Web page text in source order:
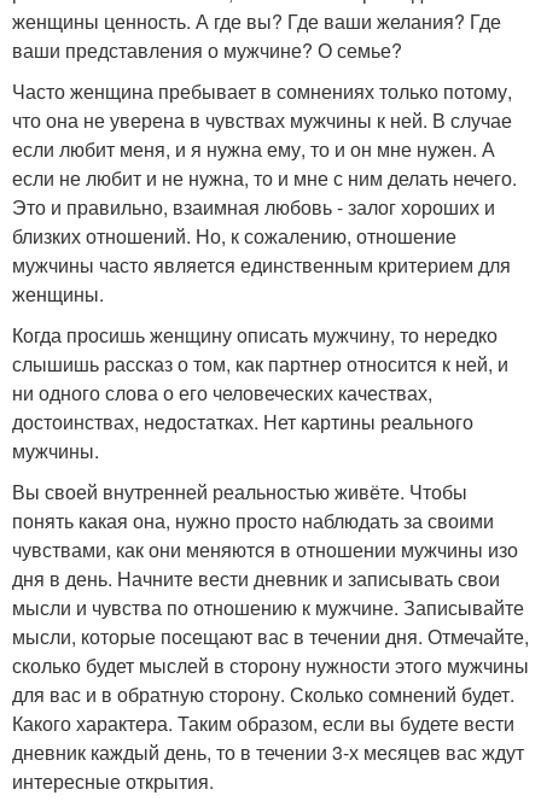
женщины ценность. А где вы? Где ваши желания? Где
ваши представления о мужчине? О семье?
Часто женщина пребывает в сомнениях только потому,
что она не уверена в чувствах мужчины к ней. В случае
если любит меня, и я нужна ему, то и он мне нужен. А
если не любит и не нужна, то и мне с ним делать нечего.
Это и правильно, взаимная любовь - залог хороших и
близких отношений. Но, к сожалению, отношение
мужчины часто является единственным критерием для
женщины.
Когда просишь женщину описать мужчину, то нередко
слышишь рассказ о том, как партнер относится к ней, и
ни одного слова о его человеческих качествах,
достоинствах, недостатках. Нет картины реального
мужчины.
Вы своей внутренней реальностью живёте. Чтобы
понять какая она, нужно просто наблюдать за своими
чувствами, как они меняются в отношении мужчины изо
дня в день. Начните вести дневник и записывать свои
мысли и чувства по отношению к мужчине. Записывайте
мысли, которые посещают вас в течении дня. Отмечайте,
сколько будет мыслей в сторону нужности этого мужчины
для вас и в обратную сторону. Сколько сомнений будет.
Какого характера. Таким образом, если вы будете вести
дневник каждый день, то в течении 3-х месяцев вас ждут
интересные открытия.